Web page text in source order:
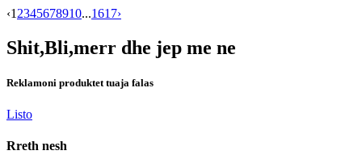
‹1 2345678910...1617›
Shit,Bli,merr dhe jep me ne
Reklamoni produktet tuaja falas
Listo
Rreth nesh